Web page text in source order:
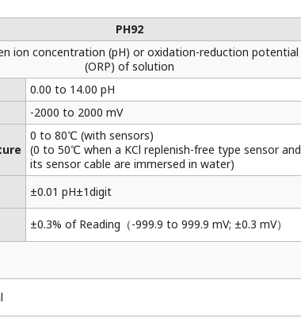
PH92
ion concentration (pH) or oxidation-reduction potential
(ORP) of solution
0.00 to 14.00 pH
-2000 to 2000 mV
0 to 80℃ (with sensors)
(0 to 50℃ when a KCl replenish-free type sensor and
its sensor cable are immersed in water)
±0.01 pH±1digit
±0.3% of Reading（-999.9 to 999.9 mV; ±0.3 mV）